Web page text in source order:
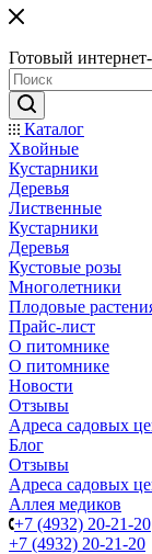
Готовый
Каталог
Хвойные
Кустарники
Деревья
Лиственные
Кустарники
Деревья
Кустовые розы
Многолетники
Плодовые
Прайс-лист
О питомнике
О питомнике
Новости
Отзывы
Адреса садовых
Блог
Отзывы
Адреса садовых
Аллея медиков
+7 (4932) 20-21-20
+7 (4932) 20-21-20